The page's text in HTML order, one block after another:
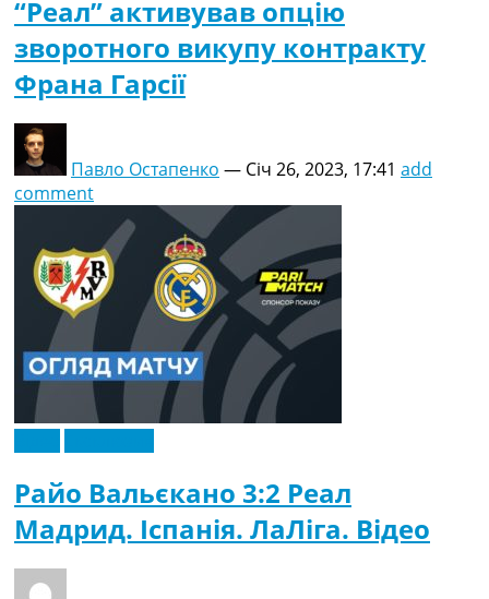
“Реал” активував опцію
зворотного викупу контракту
Франа Гарсії
Павло Остапенко — Січ 26, 2023, 17:41 add
comment
Райо Вальєкано 3:2 Реал
Мадрид. Іспанія. ЛаЛіга. Відео